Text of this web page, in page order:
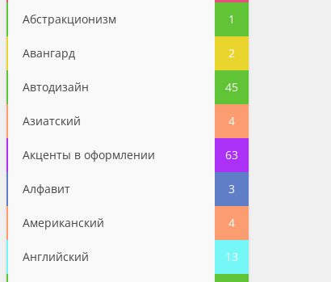
Абстракционизм 1
Авангард 2
Автодизайн 45
Азиатский 4
Акценты в оформлении 63
Алфавит 3
Американский 4
Английский 13